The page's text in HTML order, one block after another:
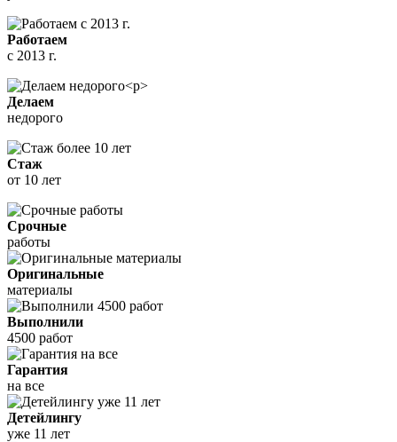
Работаем
с 2013 г.
Делаем
недорого
Стаж
от 10 лет
Срочные
работы
Оригинальные
материалы
Выполнили
4500 работ
Гарантия
на все
Детейлингу
уже 11 лет